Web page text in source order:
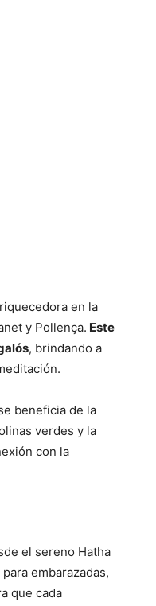
en la
y Pollença. Este
, brindando a
beneficia de la
verdes y la
con la
el sereno Hatha
embarazadas,
que cada